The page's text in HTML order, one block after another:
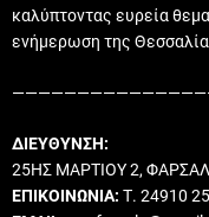
καλύπτοντας ευρεία
ενήμερωση της
ΔΙΕΥΘΥΝΣΗ:
25ΗΣ ΜΑΡΤΙΟΥ 2,
ΕΠΙΚΟΙΝΩΝΙΑ: Τ. 24910